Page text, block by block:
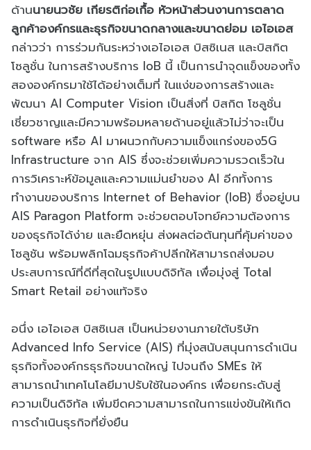
ด้านนายนวชัย เกียรติก่อเกื้อ หัวหน้าส่วนงานการตลาด
ลูกค้าองค์กรและธุรกิจขนาดกลางและขนาดย่อม เอไอเอส
กล่าวว่า การร่วมกันระหว่างเอไอเอส บิสซิเนส และบิสกิต
โซลูชั่น ในการสร้างบริการ IoB นี้ เป็นการนำจุดแข็งของทั้ง
สององค์กรมาใช้ได้อย่างเต็มที่ ในแง่ของการสร้างและ
พัฒนา AI Computer Vision เป็นสิ่งที่ บิสกิต โซลูชั่น
เชี่ยวชาญและมีความพร้อมหลายด้านอยู่แล้วไม่ว่าจะเป็น
software หรือ AI มาผนวกกับความแข็งแกร่งของ5G
Infrastructure จาก AIS ซึ่งจะช่วยเพิ่มความรวดเร็วใน
การวิเคราะห์ข้อมูลและความแม่นยำของ AI อีกทั้งการ
ทำงานของบริการ Internet of Behavior (IoB) ซึ่งอยู่บน
AIS Paragon Platform จะช่วยตอบโจทย์ความต้องการ
ของธุรกิจได้ง่าย และยืดหยุ่น ส่งผลต่อต้นทุนที่คุ้มค่าของ
โซลูชัน พร้อมพลิกโฉมธุรกิจค้าปลีกให้สามารถส่งมอบ
ประสบการณ์ที่ดีที่สุดในรูปแบบดิจิทัล เพื่อมุ่งสู่ Total
Smart Retail อย่างแท้จริง
อนึ่ง เอไอเอส บิสซิเนส เป็นหน่วยงานภายใต้บริษัท
Advanced Info Service (AIS) ที่มุ่งสนับสนุนการดำเนิน
ธุรกิจทั้งองค์กรธุรกิจขนาดใหญ่ ไปจนถึง SMEs ให้
สามารถนำเทคโนโลยีมาปรับใช้ในองค์กร เพื่อยกระดับสู่
ความเป็นดิจิทัล เพิ่มขีดความสามารถในการแข่งขันให้เกิด
การดำเนินธุรกิจที่ยั่งยืน